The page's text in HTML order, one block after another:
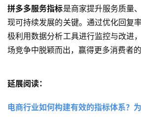
拼多多服务指标是商家提升服务质量
现可持续发展的关键。通过优化回复
极利用数据分析工具进行监控与改进
场竞争中脱颖而出，赢得更多消费者的
延展阅读：
电商行业如何构建有效的指标体系？